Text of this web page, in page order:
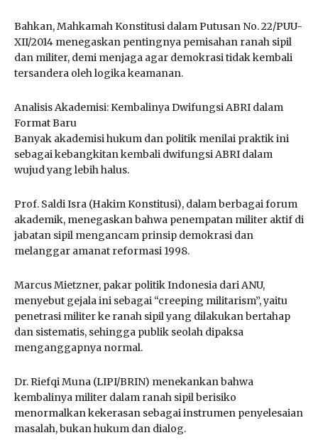
Bahkan, Mahkamah Konstitusi dalam Putusan No. 22/PUU-
XII/2014 menegaskan pentingnya pemisahan ranah sipil
dan militer, demi menjaga agar demokrasi tidak kembali
tersandera oleh logika keamanan.
Analisis Akademisi: Kembalinya Dwifungsi ABRI dalam
Format Baru
Banyak akademisi hukum dan politik menilai praktik ini
sebagai kebangkitan kembali dwifungsi ABRI dalam
wujud yang lebih halus.
Prof. Saldi Isra (Hakim Konstitusi), dalam berbagai forum
akademik, menegaskan bahwa penempatan militer aktif di
jabatan sipil mengancam prinsip demokrasi dan
melanggar amanat reformasi 1998.
Marcus Mietzner, pakar politik Indonesia dari ANU,
menyebut gejala ini sebagai “creeping militarism”, yaitu
penetrasi militer ke ranah sipil yang dilakukan bertahap
dan sistematis, sehingga publik seolah dipaksa
menganggapnya normal.
Dr. Riefqi Muna (LIPI/BRIN) menekankan bahwa
kembalinya militer dalam ranah sipil berisiko
menormalkan kekerasan sebagai instrumen penyelesaian
masalah, bukan hukum dan dialog.